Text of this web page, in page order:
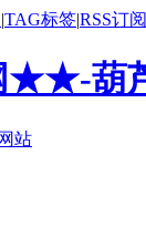
|TAG标签|RSS订阅